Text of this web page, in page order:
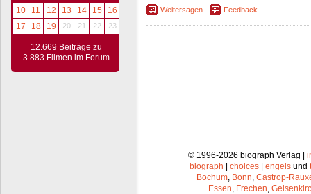
10 11 12 13 14 15
16
17
18 19 20 21 22 23
12.669 Beiträge zu
3.883 Filmen im Forum
Weitersagen Feedback
© 1996-2026 biograph Verlag |
biograph
choices engels und
Bochum, Bonn, Castrop-
Essen, Frechen,